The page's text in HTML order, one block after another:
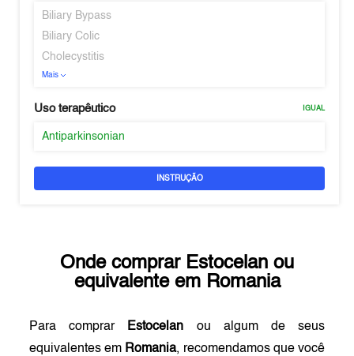
Biliary Bypass
Biliary Colic
Cholecystitis
Mais
Uso terapêutico IGUAL
Antiparkinsonian
INSTRUÇÃO
Onde comprar Estocelan ou
equivalente em Romania
Para comprar Estocelan ou algum de seus
equivalentes em Romania, recomendamos que você